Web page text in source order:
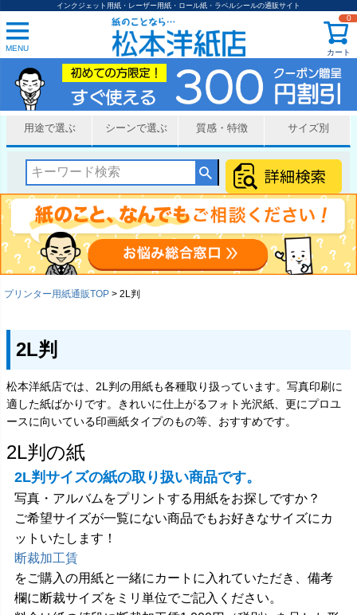
インクジェット用紙・レーザー用紙・ロール紙・ラベルシールの通販サイト
MENU カート
0
用途で選ぶ シーンで選ぶ 質感・特徴 サイズ別
プリンター用紙通販TOP 2L判
2L判
松本洋紙店では、2L判の用紙も各種取り扱っています。写真印刷に
適した紙ばかりです。きれいに仕上がるフォト光沢紙、更にプロユ
ースに向いている印画紙タイプのもの等、おすすめです。
2L判の紙
2L判サイズの紙の取り扱い商品です。
写真・アルバムをプリントする用紙をお探しですか？
ご希望サイズが一覧にない商品でもお好きなサイズにカ
ットいたします！
断裁加工賃
をご購入の用紙と一緒にカートに入れていただき、備考
欄に断裁サイズをミリ単位でご記入ください。